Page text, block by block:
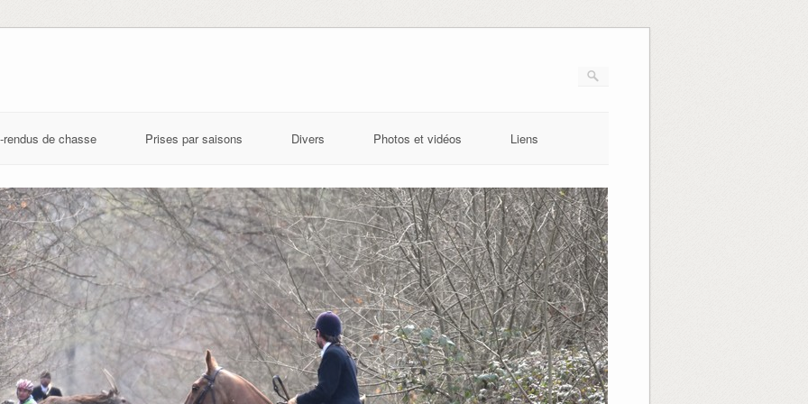
rendus de chasse Prises par saisons Divers Photos et vidéos Liens